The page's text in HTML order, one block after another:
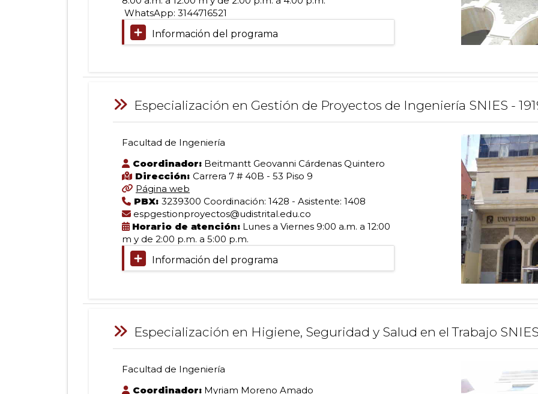
002
2008
Resolución
de
2019
(140.08
KB)
Presencial
Duración:
Bogotá
-
Calle
40
(Facultad
Ingeniería)
SNIES
16159
Norma
Interna
de
Creación:
Resolución
005
Registro
Resolución
007624
de
2021
KB)
Titulación:
Especialista
en
Bioingeniería
de
formación:
Especialización
Jornada:
Mixta
Modalidad:
Presencial
Duración:
Bogotá
-
Calle
40
(Edificio
SNIES
WhatsApp: 3144716521
Información del programa
Especialización
Gestión
Proyectos
de
Especialización en Gestión de Proyectos de Ingeniería SNIES -
Facultad de Ingeniería
Coordinador: Beitmantt Geovanni Cárdenas Quintero
Dirección: Carrera 7 # 40B - 53 Piso 9
Página web
PBX: 3239300 Coordinación: 1428 - Asistente: 1408
espgestionproyectos@udistrital.edu.co
Horario de atención: Lunes a Viernes 9:00 a.m. a 12:00
m y de 2:00 p.m. a 5:00 p.m.
Información del programa
Especialización en Higiene, Seguridad y Salud en el Trabajo
Facultad de Ingeniería
Coordinador: Myriam Moreno Amado